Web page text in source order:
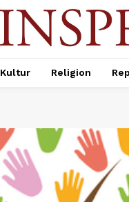
Kultur Religion